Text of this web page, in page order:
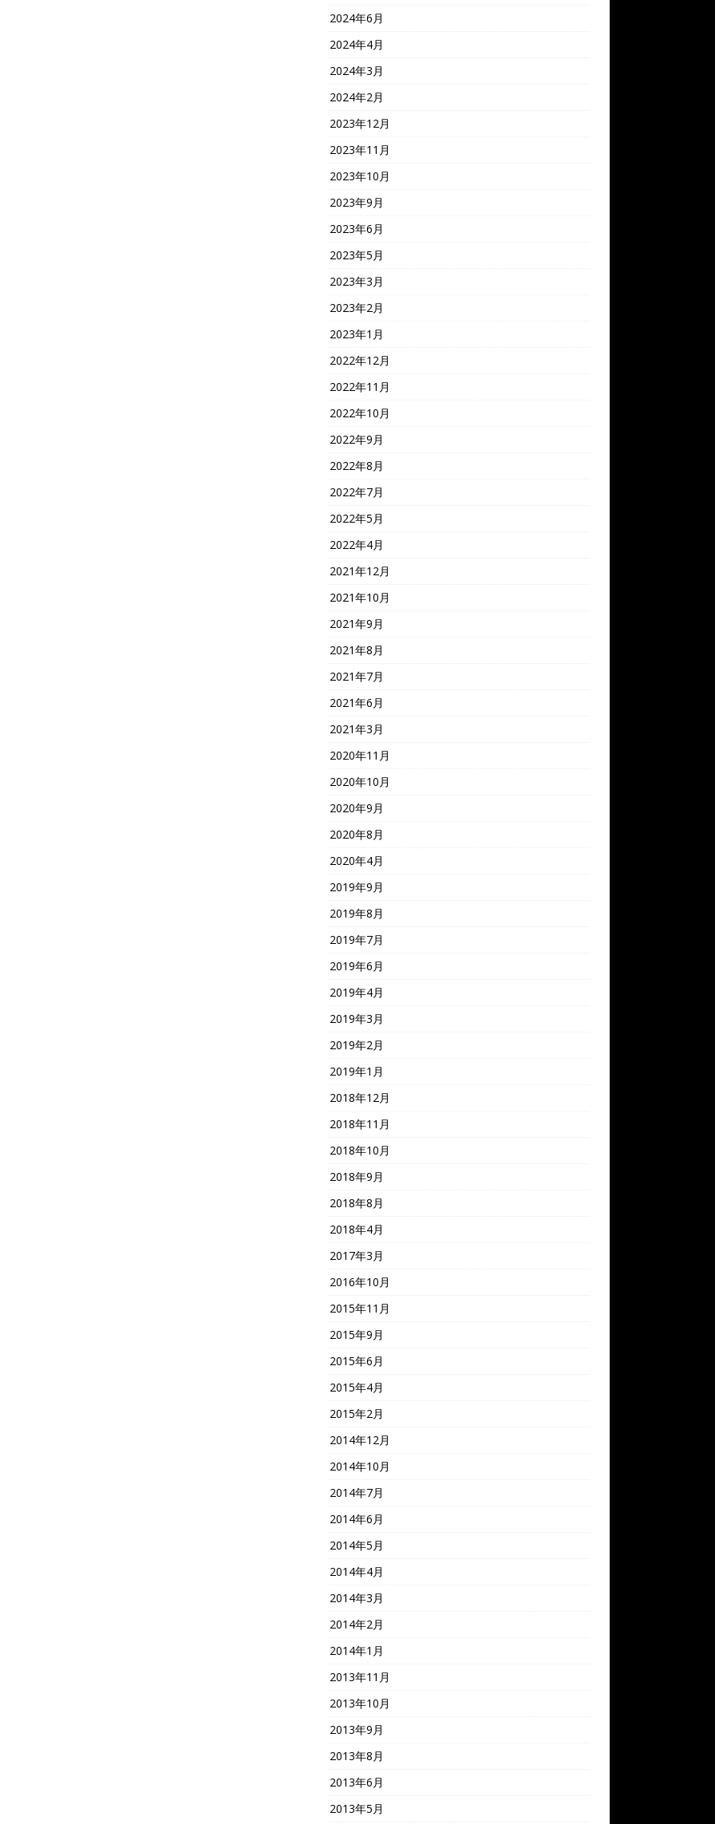
2024年6月
2024年4月
2024年3月
2024年2月
2023年12月
2023年11月
2023年10月
2023年9月
2023年6月
2023年5月
2023年3月
2023年2月
2023年1月
2022年12月
2022年11月
2022年10月
2022年9月
2022年8月
2022年7月
2022年5月
2022年4月
2021年12月
2021年10月
2021年9月
2021年8月
2021年7月
2021年6月
2021年3月
2020年11月
2020年10月
2020年9月
2020年8月
2020年4月
2019年9月
2019年8月
2019年7月
2019年6月
2019年4月
2019年3月
2019年2月
2019年1月
2018年12月
2018年11月
2018年10月
2018年9月
2018年8月
2018年4月
2017年3月
2016年10月
2015年11月
2015年9月
2015年6月
2015年4月
2015年2月
2014年12月
2014年10月
2014年7月
2014年6月
2014年5月
2014年4月
2014年3月
2014年2月
2014年1月
2013年11月
2013年10月
2013年9月
2013年8月
2013年6月
2013年5月